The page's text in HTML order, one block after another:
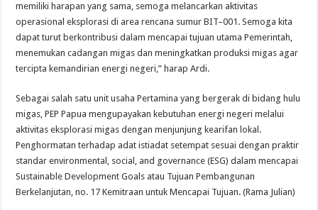
memiliki harapan yang sama, semoga melancarkan aktivitas
operasional eksplorasi di area rencana sumur BIT–001. Semoga kita
dapat turut berkontribusi dalam mencapai tujuan utama Pemerintah,
menemukan cadangan migas dan meningkatkan produksi migas agar
tercipta kemandirian energi negeri,” harap Ardi.
Sebagai salah satu unit usaha Pertamina yang bergerak di bidang hulu
migas, PEP Papua mengupayakan kebutuhan energi negeri melalui
aktivitas eksplorasi migas dengan menjunjung kearifan lokal.
Penghormatan terhadap adat istiadat setempat sesuai dengan praktir
standar environmental, social, and governance (ESG) dalam mencapai
Sustainable Development Goals atau Tujuan Pembangunan
Berkelanjutan, no. 17 Kemitraan untuk Mencapai Tujuan. (Rama Julian)